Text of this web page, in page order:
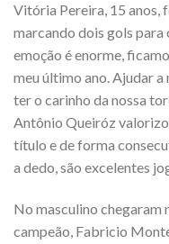
Vitória Pereira, 15 anos,
marcando dois gols para
emoção é enorme,
meu último ano. Ajudar a
ter o carinho da nossa
Antônio Queiróz
título e de forma
a dedo, são excelentes
No masculino chegaram
campeão, Fabricio